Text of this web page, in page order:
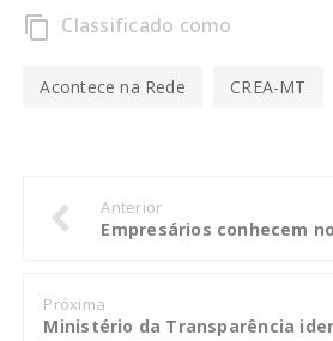
content_copy Classificado como
Acontece na Rede CREA-MT
Anterior
Próxima